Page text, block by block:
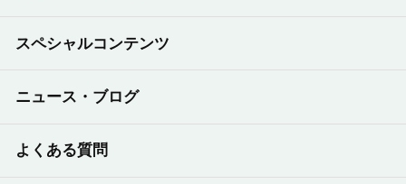
スペシャルコンテンツ
ニュース・ブログ
よくある質問